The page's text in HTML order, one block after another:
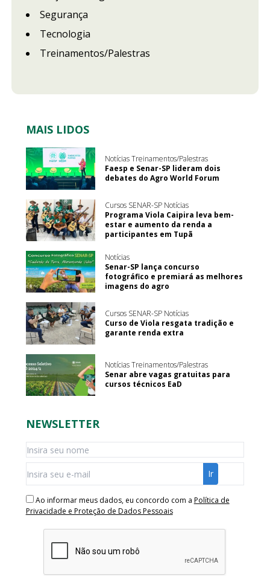
Segurança
Tecnologia
Treinamentos/Palestras
MAIS LIDOS
Notícias Treinamentos/Palestras
Faesp e Senar-SP lideram dois
debates do Agro World Forum
Cursos SENAR-SP Notícias
Programa Viola Caipira leva bem-
estar e aumento da renda a
participantes em Tupã
Notícias
Senar-SP lança concurso
fotográfico e premiará as melhores
imagens do agro
Cursos SENAR-SP Notícias
Curso de Viola resgata tradição e
garante renda extra
Notícias Treinamentos/Palestras
Senar abre vagas gratuitas para
cursos técnicos EaD
NEWSLETTER
Ao informar meus dados, eu concordo com a Política de
Privacidade e Proteção de Dados Pessoais